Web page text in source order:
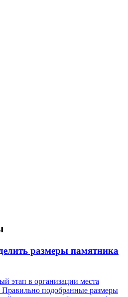
размеры памятника
этап в организации места
Правильно подобранные размеры